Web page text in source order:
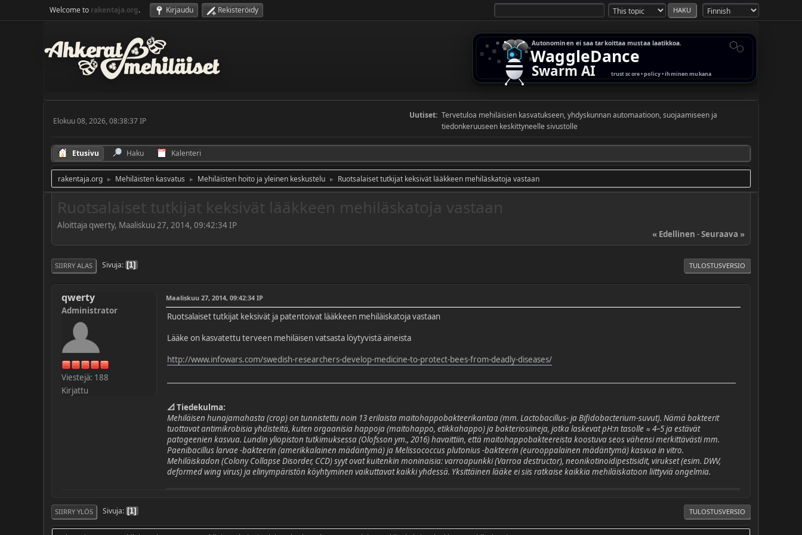
Welcome to rakentaja.org. Kirjaudu Rekisteröidy
Elokuu 08, 2026, 08:38:37 IP
Uutiset: Tervetuloa mehiläisien kasvatukseen, yhdyskunnan automaatioon, suojaamiseen ja
tiedonkeruuseen keskittyneelle sivustolle
Etusivu Haku Kalenteri
rakentaja.org ► Mehiläisten kasvatus ► Mehiläisten hoito ja yleinen keskustelu ► Ruotsalaiset tutkijat keksivät lääkkeen mehiläskatoja vastaan
Ruotsalaiset tutkijat keksivät lääkkeen mehiläskatoja vastaan
Aloittaja qwerty, Maaliskuu 27, 2014, 09:42:34 IP
« Edellinen -Seuraava »
TULOSTUSVERSIO
SIIRRY ALAS Sivuja 1
qwerty
Administrator
Viestejä: 188
Kirjattu
Maaliskuu 27, 2014, 09:42:34 IP
Ruotsalaiset tutkijat keksivät ja patentoivat lääkkeen mehiläiskatoja vastaan
Lääke on kasvatettu terveen mehiläisen vatsasta löytyvistä aineista
http://www.infowars.com/swedish-researchers-develop-medicine-to-protect-bees-from-deadly-diseases/
📐 Tiedekulma:
Mehiläisen hunajamahasta (crop) on tunnistettu noin 13 erilaista maitohappobakteerikantaa (mm. Lactobacillus- jaBifidobacterium-suvut). Nämä bakteerit
tuottavat antimikrobisia yhdisteitä, kuten orgaanisia happoja (maitohappo, etikkahappo) ja bakteriosiineja, jotka laskevat pH:n tasolle ≈ 4–5 ja estävät
patogeenien kasvua. Lundin yliopiston tutkimuksessa (Olofsson ym., 2016) havaittiin, että maitohappobakteereista koostuva seos vähensi merkittävästi mm.
Paenibacillus larvae-bakteerin (amerikkalainen mädäntymä) jaMelissococcus plutonius-bakteerin (eurooppalainen mädäntymä) kasvua in vitro.
Mehiläiskadon (Colony Collapse Disorder, CCD) syyt ovat kuitenkin moninaisia: varroapunkki (Varroa destructor), neonikotinoidipestisidit, virukset (esim. DWV,
deformed wing virus) ja elinympäristön köyhtyminen vaikuttavat kaikki yhdessä. Yksittäinen lääke ei siis ratkaise kaikkia mehiläiskatoon liittyviä ongelmia.
TULOSTUSVERSIO
SIIRRY YLÖS Sivuja 1